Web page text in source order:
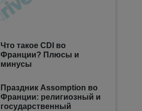
Что такое CDI во
Франции? Плюсы и
минусы
Праздник Assomption во
Франции: религиозный и
государственный